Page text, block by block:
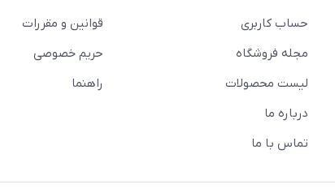
حساب کاربری
مجله فروشگاه
لیست محصولات
درباره ما
تماس با ما
قوانین و مقررات
حریم خصوصی
راهنما